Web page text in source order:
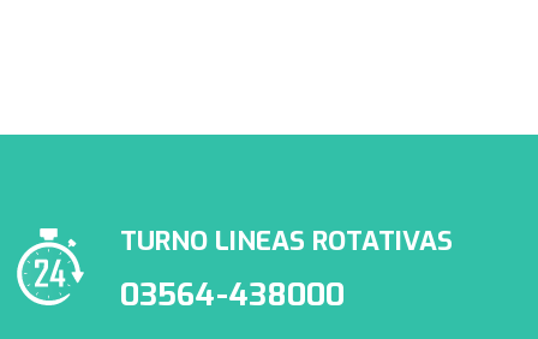
TURNO LINEAS ROTATIVAS
03564-438000